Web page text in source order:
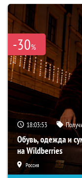
-30%
18:03:52
Обувь, одежда и
на Wildberries
Россия